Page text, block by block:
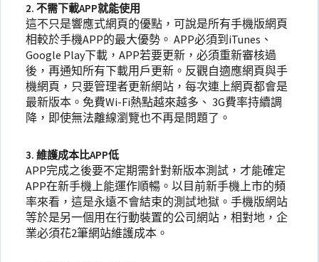
2. 不需下載APP就能使用
這不只是響應式網頁的優點，可說是所有手機版網頁
相較於手機APP的最大優勢。 APP必須到iTunes、
Google Play下載，APP若要更新，必須重新審核過
後，再通知所有下載用戶更新。反觀自適應網頁與手
機網頁，只要管理者更新網站，每次連上網頁都會是
最新版本。免費Wi-Fi熱點越來越多、 3G費率持續調
降，即使無法離線瀏覽也不再是問題了。
3. 維護成本比APP低
APP完成之後要不定期需針對新版本測試，才能確定
APP在新手機上能運作順暢。以目前新手機上市的頻
率來看，這是永遠不會結束的測試地獄。手機版網站
等於是另一個用在行動裝置的公司網站，相對地，企
業必須花2筆網站維護成本。